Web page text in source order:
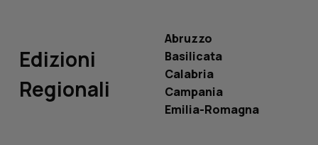
Edizioni
Regionali
Abruzzo
Basilicata
Calabria
Campania
Emilia-Romagna